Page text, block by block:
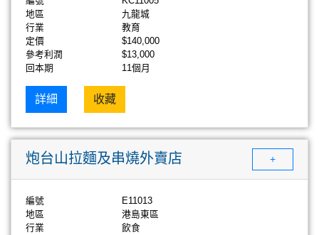
地區
九龍城
行業
教育
定價
$140,000
參考利潤
$13,000
回本期
11個月
詳細 收藏
炮台山拉麵及串燒外賣店 +
編號
E11013
地區
港島東區
行業
飲食